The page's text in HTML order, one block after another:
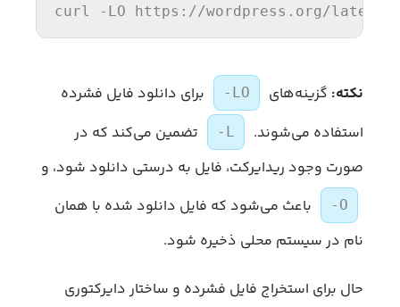
curl -LO https: //wordpress.org/
نکته: گزینه‌های -LO
برای دانلود فایل فشرده
استفاده می‌شوند.
-L
تضمین می‌کند که در
صورت وجود ریدایرکت، فایل به درستی دانلود شود، و
-O
باعث می‌شود که فایل دانلود شده با همان
نام در سیستم محلی ذخیره شود.
حال برای استخراج فایل فشرده و ساختار دایرکتوری